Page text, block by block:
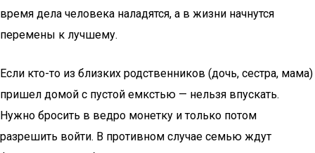
время дела человека наладятся, а в жизни начнутся
перемены к лучшему.
Если кто-то из близких родственников (дочь, сестра, мама)
пришел домой с пустой емкстью — нельзя впускать.
Нужно бросить в ведро монетку и только потом
разрешить войти. В противном случае семью ждут